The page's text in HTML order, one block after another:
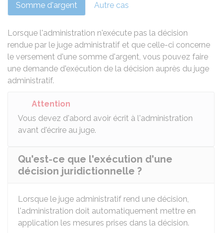
Somme d'argent Autre cas
Lorsque l'administration n'exécute pas la décision
rendue par le juge administratif et que celle-ci concerne
le versement d'une somme d'argent, vous pouvez faire
une demande d'exécution de la décision auprès du juge
administratif.
Attention
Vous devez d'abord avoir écrit à l'administration
avant d'écrire au juge.
Qu'est-ce que l'exécution d'une
décision juridictionnelle ?
Lorsque le juge administratif rend une décision,
l'administration doit automatiquement mettre en
application les mesures prises dans la décision.